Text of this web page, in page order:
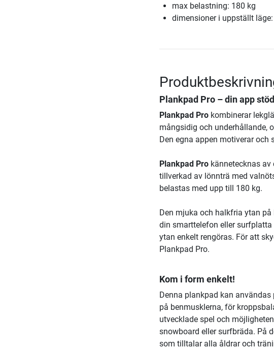
max belastning: 180 kg
dimensioner i uppställt
Plankpad Pro – din app
Plankpad Prokombinerar
mångsidig och underhållande,
Den egna appen motiverar
Plankpad Prokännetecknas av
tillverkad av lönnträ med
belastas med upp till 180 kg.
Den mjuka och halkfria ytan
din smarttelefon eller
ytan enkelt rengöras. För att
Plankpad Pro.
Kom i form enkelt!
Denna plankpad kan
på benmusklerna, för
utvecklade spel och
snowboard eller surfbräda. På
som tilltalar alla åldrar och